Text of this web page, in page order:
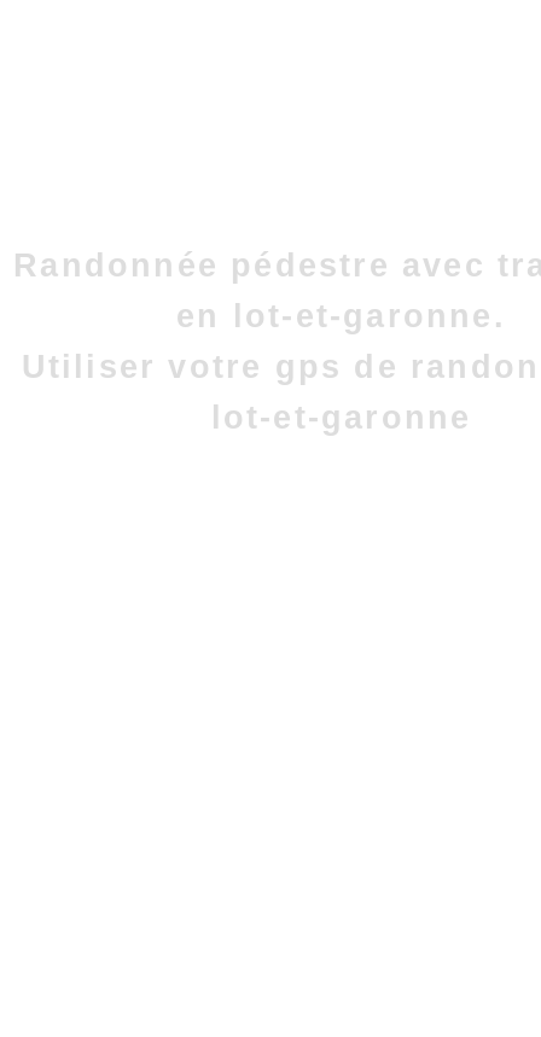
Randonnée pédestre avec
en lot-et-garonne.
Utiliser votre gps de
lot-et-garonne